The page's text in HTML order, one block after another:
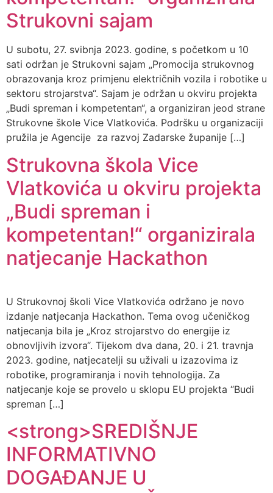
Strukovni sajam
U subotu, 27. svibnja 2023. godine, s početkom u 10
sati održan je Strukovni sajam „Promocija strukovnog
obrazovanja kroz primjenu električnih vozila i robotike u
sektoru strojarstva“. Sajam je održan u okviru projekta
„Budi spreman i kompetentan“, a organiziran jeod strane
Strukovne škole Vice Vlatkovića. Podršku u organizaciji
pružila je Agencije za razvoj Zadarske županije […]
Strukovna škola Vice
Vlatkovića u okviru projekta
„Budi spreman i
kompetentan!“ organizirala
natjecanje Hackathon
U Strukovnoj školi Vice Vlatkovića održano je novo
izdanje natjecanja Hackathon. Tema ovog učeničkog
natjecanja bila je „Kroz strojarstvo do energije iz
obnovljivih izvora“. Tijekom dva dana, 20. i 21. travnja
2023. godine, natjecatelji su uživali u izazovima iz
robotike, programiranja i novih tehnologija. Za
natjecanje koje se provelo u sklopu EU projekta “Budi
spreman […]
<strong>SREDIŠNJE
INFORMATIVNO
DOGAĐANJE U